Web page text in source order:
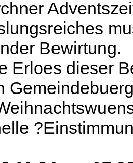
Bewirtung.
Erloes dieser